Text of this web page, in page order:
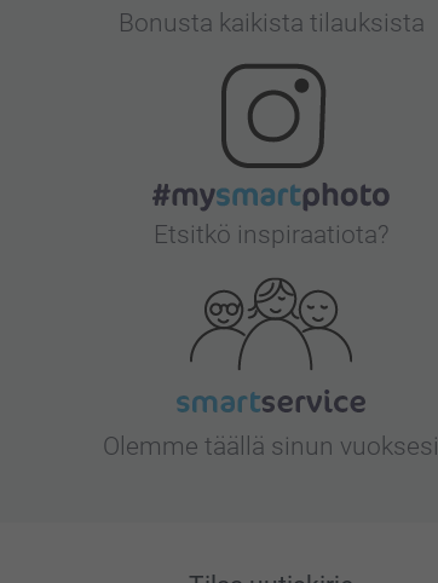
Bonusta kaikista tilauksista
Etsitkö inspiraatiota?
Olemme täällä sinun vuoksesi